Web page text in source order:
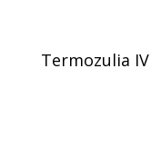
Termozulia IV